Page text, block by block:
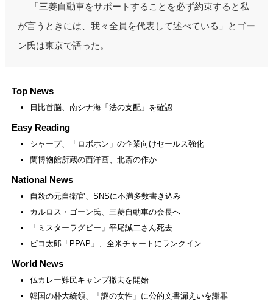
「三菱自動車をサポートすることを必ず約束すると私
が言うときには、我々全員を代表して述べている」とゴー
ン氏は東京で語った。
Top News
日比首脳、南シナ海「法の支配」を確認
Easy Reading
シャープ、「ロボホン」の企業向けセールス強化
蘭博物館所蔵の西洋画、北斎の作か
National News
自殺の元自衛官、SNSに不満多数書き込み
カルロス・ゴーン氏、三菱自動車の会長へ
「ミスターラグビー」平尾誠二さん死去
ピコ太郎「PPAP」、全米チャートにランクイン
World News
仏カレー難民キャンプ撤去を開始
韓国の朴大統領、「謎の女性」に公的文書漏えいを謝罪